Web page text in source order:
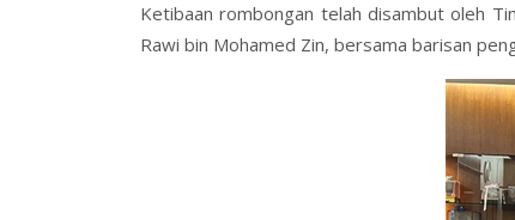
Ketibaan rombongan telah disambut oleh
Rawi bin Mohamed Zin, bersama barisan